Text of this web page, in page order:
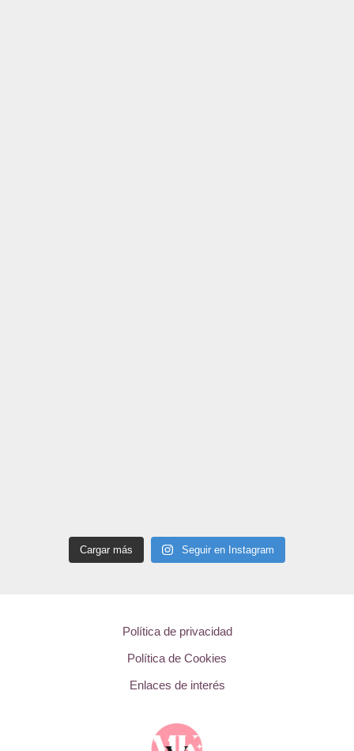
Cargar más Seguir en Instagram
Política de privacidad
Política de Cookies
Enlaces de interés